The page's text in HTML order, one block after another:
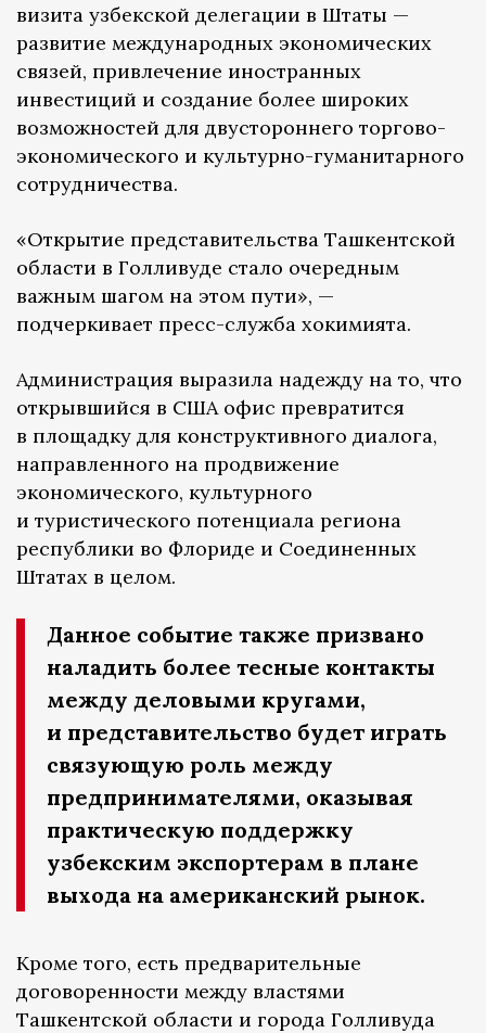
визита узбекской делегации в Штаты —
развитие международных экономических
связей, привлечение иностранных
инвестиций и создание более широких
возможностей для двустороннего торгово-
экономического и культурно-гуманитарного
сотрудничества.
«Открытие представительства Ташкентской
области в Голливуде стало очередным
важным шагом на этом пути», —
подчеркивает пресс-служба хокимията.
Администрация выразила надежду на то, что
открывшийся в США офис превратится
в площадку для конструктивного диалога,
направленного на продвижение
экономического, культурного
и туристического потенциала региона
республики во Флориде и Соединенных
Штатах в целом.
Данное событие также призвано
наладить более тесные контакты
между деловыми кругами,
и представительство будет играть
связующую роль между
предпринимателями, оказывая
практическую поддержку
узбекским экспортерам в плане
выхода на американский рынок.
Кроме того, есть предварительные
договоренности между властями
Ташкентской области и города Голливуда